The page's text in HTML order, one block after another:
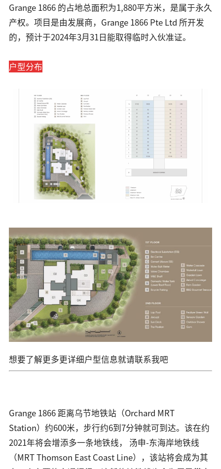
Grange 1866 的占地总面积为1,880平方米，是属于永久
产权。项目是由发展商，Grange 1866 Pte Ltd 所开发
的，预计于2024年3月31日能取得临时入伙准证。
户型分布
想要了解更多更详细户型信息就请联系我吧
Grange 1866 距离乌节地铁站（Orchard MRT
Station）约600米，步行约6到7分钟就可到达。该在约
2021年将会增添多一条地铁线， 汤申-东海岸地铁线
（MRT Thomson East Coast Line），该站将会成为其